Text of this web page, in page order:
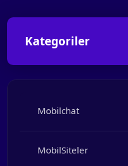
Kategoriler
Mobilchat
MobilSiteler